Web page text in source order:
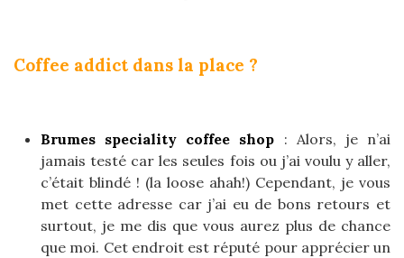
Coffee addict dans la place ?
Brumes speciality coffee shop : Alors, je n’ai
jamais testé car les seules fois ou j’ai voulu y aller,
c’était blindé ! (la loose ahah!) Cependant, je vous
met cette adresse car j’ai eu de bons retours et
surtout, je me dis que vous aurez plus de chance
que moi. Cet endroit est réputé pour apprécier un